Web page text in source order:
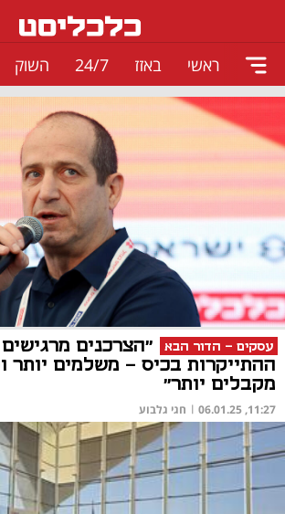
ראשי באזז 24/7 השוק
עסקים - הדור הבא
״הצרכנים
ההתייקרות בכיס - משלמים יותר
מקבלים יותר״
11:27, 06.01.25
| חגי גלבוע